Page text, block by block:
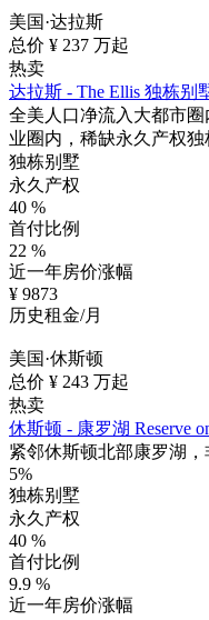
美国·达拉斯
总价 ¥ 237 万起
热卖
达拉斯 - The Ellis 独栋别
全美人口净流入大都市
业圈内，稀缺永久产权
独栋别墅
永久产权
40 %
首付比例
22 %
近一年房价涨幅
¥ 9873
历史租金/月
美国·休斯顿
总价 ¥ 243 万起
热卖
休斯顿 - 康罗湖 Reserve
紧邻休斯顿北部康罗湖
5%
独栋别墅
永久产权
40 %
首付比例
9.9 %
近一年房价涨幅